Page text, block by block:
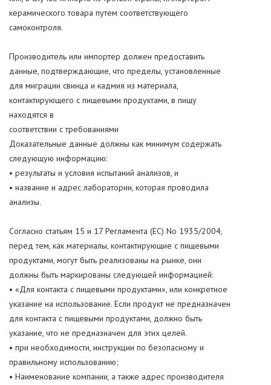
керамического товара путем соответствующего
самоконтроля.
Производитель или импортер должен предоставить
данные, подтверждающие, что пределы, установленные
для миграции свинца и кадмия из материала,
контактирующего с пищевыми продуктами, в пищу
находятся в
соответствии с требованиями
Доказательные данные должны как минимум содержать
следующую информацию:
• результаты и условия испытаний анализов, и
• название и адрес лаборатории, которая проводила
анализы.
Согласно статьям 15 и 17 Регламента (ЕС) No 1935/2004,
перед тем, как материалы, контактирующие с пищевыми
продуктами, могут быть реализованы на рынке, они
должны быть маркированы следующей информацией:
• «Для контакта с пищевыми продуктами», или конкретное
указание на использование. Если продукт не предназначен
для контакта с пищевыми продуктами, должно быть
указание, что не предназначен для этих целей.
• при необходимости, инструкции по безопасному и
правильному использованию;
• Наименование компании, а также адрес производителя